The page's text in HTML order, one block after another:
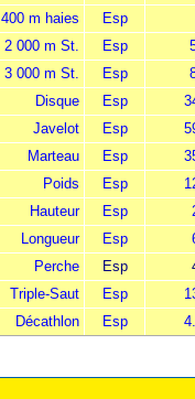
400 m haies
Esp
2 000 m St.
Esp
3 000 m St.
Esp
Disque
Esp
Javelot
Esp
Marteau
Esp
Poids
Esp
Hauteur
Esp
Longueur
Esp
Perche
Esp
Triple-Saut
Esp
Décathlon
Esp